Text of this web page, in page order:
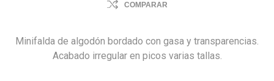
COMPARAR
Minifalda de algodón bordado con gasa y transparencias.
Acabado irregular en picos varias tallas.